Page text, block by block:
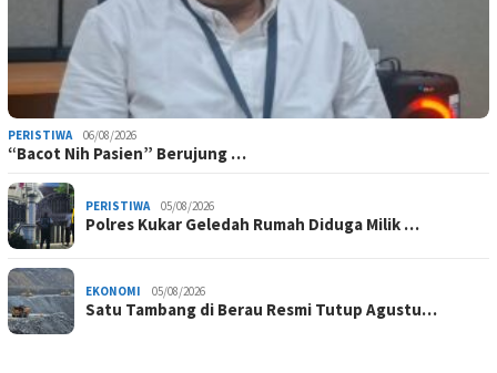
PERISTIWA 06/08/2026
“Bacot Nih Pasien” Berujung …
PERISTIWA 05/08/2026
Polres Kukar Geledah Rumah Diduga Milik …
EKONOMI 05/08/2026
Satu Tambang di Berau Resmi Tutup Agustu…